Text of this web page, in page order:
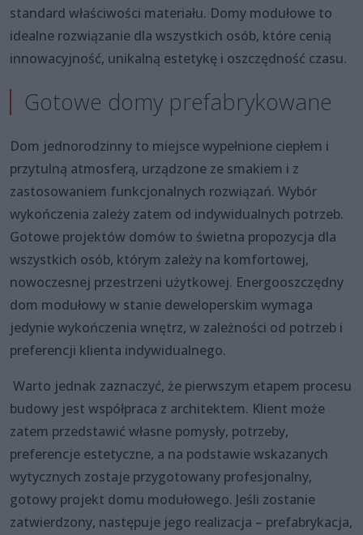
standard właściwości materiału. Domy modułowe to
idealne rozwiązanie dla wszystkich osób, które cenią
innowacyjność, unikalną estetykę i oszczędność czasu.
Gotowe domy prefabrykowane
Dom jednorodzinny to miejsce wypełnione ciepłem i
przytulną atmosferą, urządzone ze smakiem i z
zastosowaniem funkcjonalnych rozwiązań. Wybór
wykończenia zależy zatem od indywidualnych potrzeb.
Gotowe projektów domów to świetna propozycja dla
wszystkich osób, którym zależy na komfortowej,
nowoczesnej przestrzeni użytkowej. Energooszczędny
dom modułowy w stanie deweloperskim wymaga
jedynie wykończenia wnętrz, w zależności od potrzeb i
preferencji klienta indywidualnego.
Warto jednak zaznaczyć, że pierwszym etapem procesu
budowy jest współpraca z architektem. Klient może
zatem przedstawić własne pomysły, potrzeby,
preferencje estetyczne, a na podstawie wskazanych
wytycznych zostaje przygotowany profesjonalny,
gotowy projekt domu modułowego. Jeśli zostanie
zatwierdzony, następuje jego realizacja – prefabrykacja,